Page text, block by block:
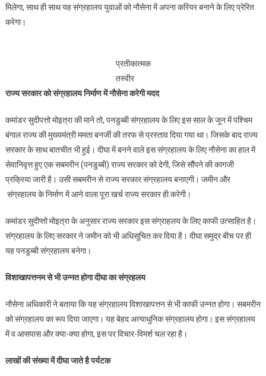
दूसरा
मिलेगा, साथ ही साथ यह संग्रहालय युवाओं को नौसेना में अपना करियर बनाने के लिए प्रेरित
करेगा।
प्रतीकात्मक
तस्वीर
राज्य सरकार को संग्रहालय निर्माण में नौसेना करेगी मदद
कमांडर सुदीपत्तो मोइत्रा की माने तो, पनडुब्बी संग्रहालय के लिए इस साल के जून में पश्चिम
बंगाल राज्य की मुख्यमंत्री ममता बनर्जी की तरफ से प्रस्ताव दिया गया था। जिसके बाद राज्य
सरकार के साथ बातचीत भी हुई। दीघा में बनने वाले इस संग्रहालय के लिए नौसेना का हाल में
सेवानिवृत्त हुए एक सबमरीन (पनडुब्बी) राज्य सरकार को देगी, जिसे सौंपने की कागजी
प्रक्रिया जारी है। उसी सबमरीन से राज्य सरकार संग्रहालय बनाएगी। जमीन और
संग्रहालय के निर्माण में आने वाला पूरा खर्च राज्य सरकार ही करेगी।
कमांडर सुदीप्तो मोइत्रा के अनुसार राज्य सरकार इस संग्राहलय के लिए काफी उत्साहित है।
संग्रहालय के लिए सरकार ने जमीन को भी अधिसूचित कर दिया है। दीघा समुद्र बीच पर ही
यह पनडुब्बी संग्रहालय बनेगा।
विशाखापत्तनम से भी उन्नत होगा दीघा का संग्रहलय
नौसेना अधिकारी ने बताया कि यह संग्रहालय विशाखापत्तन से भी काफी उन्नत होगा। सबमरीन
को संग्रहालय का रूप दिया जाएगा। यह बेहद अत्याधुनिक संग्रहालय होगा। इस संग्रहालय
में व आसपास और क्या-क्या होगा, इस पर विचार-विमर्श चल रहा है।
लाखों की संख्या में दीघा जाते है पर्यटक